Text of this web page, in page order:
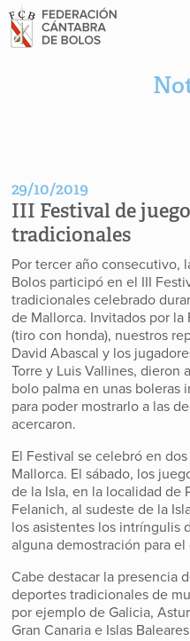
29/10/2019
III Festival de
tradicionales
Por tercer año consecutivo,
Bolos participó en el III
tradicionales celebrado
de Mallorca. Invitados por
(tiro con honda), nuestros
David Abascal y los
Torre y Luis Vallines, dieron
bolo palma en unas boleras
para poder mostrarlo a las
acercaron.
El Festival se celebró en
Mallorca. El sábado, los
de la Isla, en la localidad de
Felanich, al sudeste de la
los asistentes los intríngulis
alguna demostración para
Cabe destacar la presencia
deportes tradicionales de
por ejemplo de Galicia,
Gran Canaria e Islas